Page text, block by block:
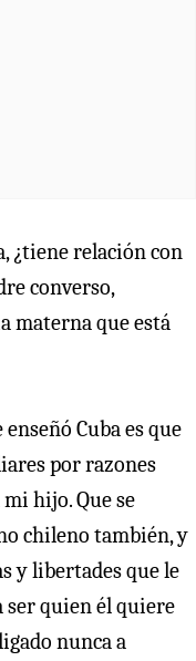
¿tiene relación con
converso,
materna que está
Cuba es que
por razones
hijo. Que se
chileno también, y
y libertades que le
ser quien él quiere
nunca a